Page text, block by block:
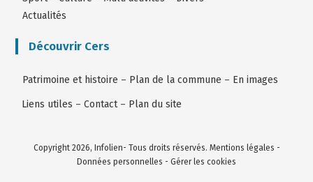
Actualités
Découvrir Cers
Patrimoine et histoire – Plan de la commune – En images
Liens utiles –Contact– Plan du site
Copyright 2026, Infolien- Tous droits réservés. Mentions légales -
Données personnelles - Gérer les cookies